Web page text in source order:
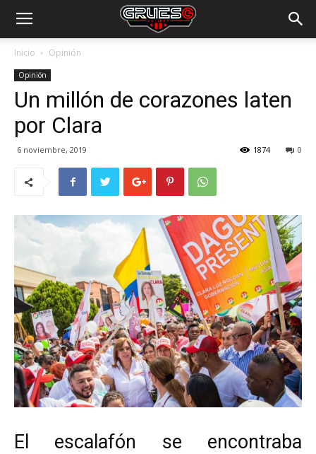
Inicio Opinión
Opinión
Un millón de corazones laten
por Clara
6 noviembre, 2019 0
1874
El escalafón se encontraba